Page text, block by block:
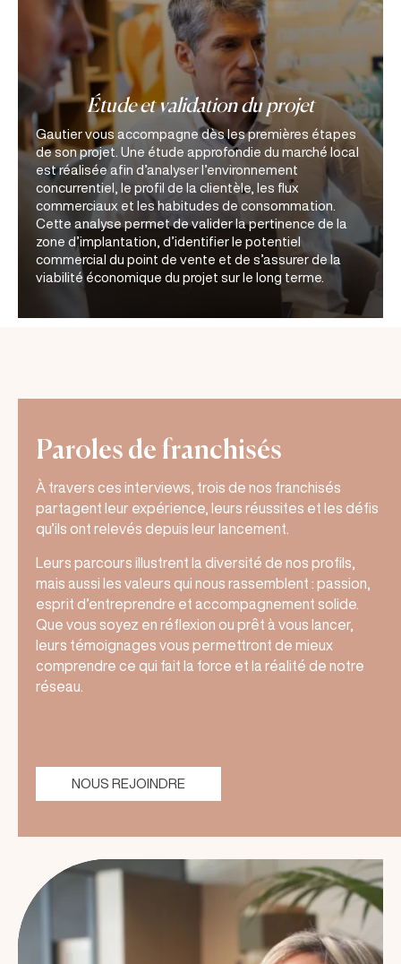
Étude et validation du projet
Gautier vous accompagne dès les premières étapes
de son projet. Une étude approfondie du marché local
est réalisée afin d’analyser l’environnement
concurrentiel, le profil de la clientèle, les flux
commerciaux et les habitudes de consommation.
Cette analyse permet de valider la pertinence de la
zone d’implantation, d’identifier le potentiel
commercial du point de vente et de s’assurer de la
viabilité économique du projet sur le long terme.
Paroles de franchisés
À travers ces interviews, trois de nos franchisés
partagent leur expérience, leurs réussites et les défis
qu’ils ont relevés depuis leur lancement.
Leurs parcours illustrent la diversité de nos profils,
mais aussi les valeurs qui nous rassemblent : passion,
esprit d’entreprendre et accompagnement solide.
Que vous soyez en réflexion ou prêt à vous lancer,
leurs témoignages vous permettront de mieux
comprendre ce qui fait la force et la réalité de notre
réseau.
NOUS REJOINDRE